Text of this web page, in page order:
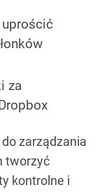
uprościć
za
zarządzania
tworzyć
kontrolne i